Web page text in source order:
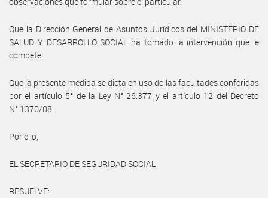
Que la Dirección General de Asuntos Jurídicos del MINISTERIO DE
SALUD Y DESARROLLO SOCIAL ha tomado la intervención que le
compete.
Que la presente medida se dicta en uso de las facultades conferidas
por el artículo 5° de la Ley N° 26.377 y el artículo 12 del Decreto
N° 1370/08.
Por ello,
EL SECRETARIO DE SEGURIDAD SOCIAL
RESUELVE: